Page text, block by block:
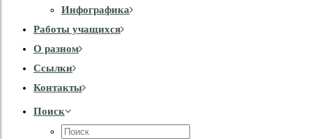
Инфографика
Работы учащихся
О разном
Cсылки
Контакты
Поиск